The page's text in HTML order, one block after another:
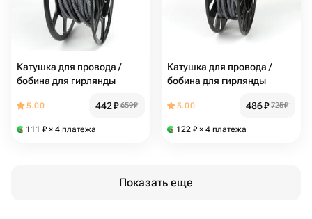
Катушка для провода /
бобина для гирлянды
5.00 442₽ 659₽
111 ₽ × 4 платежа
Катушка для провода /
бобина для гирлянды
5.00 486₽ 725₽
122 ₽ × 4 платежа
Показать еще